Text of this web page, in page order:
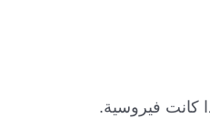
كانت فيروسية.